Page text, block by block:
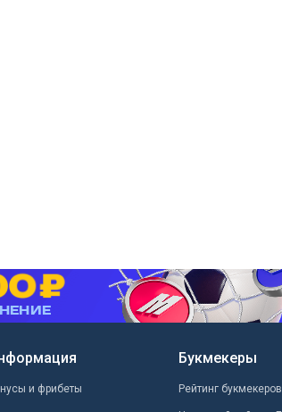
и фрибеты
Букмекеры
Рейтинг букмекеров